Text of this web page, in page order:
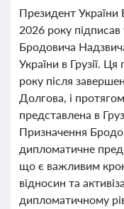
Президент України
2026 року
Бродовича
України в Грузії.
року після
Долгова, і
представлена в
Призначення
дипломатичне
що є важливим
відносин та
дипломатичному